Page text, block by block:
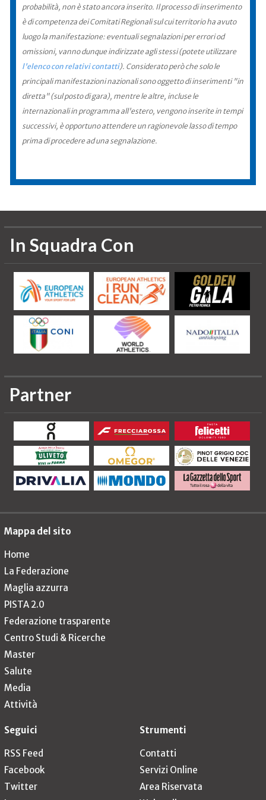
probabilità, non è stato ancora inserito. Il processo di inserimento
è di competenza dei Comitati Regionali sul cui territorio ha avuto
luogo la manifestazione: eventuali segnalazioni per errori od
omissioni, vanno dunque indirizzate agli stessi (potete utilizzare
l'elenco con relativi contatti). Considerato però che solo le
principali manifestazioni nazionali sono oggetto di inserimenti "in
diretta" (sul posto di gara), mentre le altre, incluse le
internazionali in programma all'estero, vengono inserite in tempi
successivi, è opportuno attendere un ragionevole lasso di tempo
prima di procedere ad una segnalazione.
In Squadra Con
Partner
Mappa del sito
Home
La Federazione
Maglia azzurra
PISTA 2.0
Federazione trasparente
Centro Studi & Ricerche
Master
Salute
Media
Attività
Seguici
RSS Feed
Facebook
Twitter
Strumenti
Contatti
Servizi Online
Area Riservata